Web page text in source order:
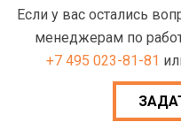
Если у вас остались
менеджерам по
+7 495 023-81-81